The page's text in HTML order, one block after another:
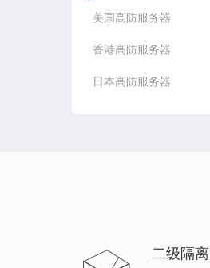
美国高防服务器
香港高防服务器
日本高防服务器
二级隔离